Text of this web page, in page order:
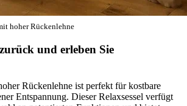
hoher Rückenlehne
und erleben Sie
Rückenlehne ist perfekt für kostbare
Entspannung. Dieser Relaxsessel verfügt